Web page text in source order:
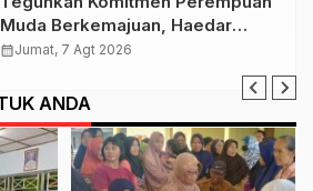
Muda Berkemajuan, Haedar
Nashir Buka Muktamar ke-15
calendar_monthJumat, 7 Agt 2026
ANDA